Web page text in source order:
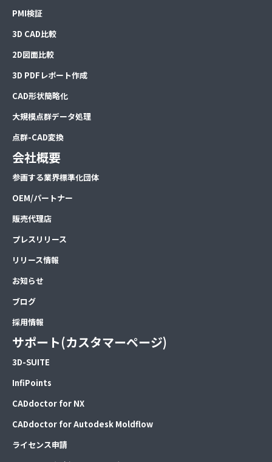
PMI検証
3D CAD比較
2D図面比較
3D PDFレポート作成
CAD形状簡略化
大規模点群データ処理
点群-CAD変換
会社概要
参画する業界標準化団体
OEM/パートナー
販売代理店
プレスリリース
リリース情報
お知らせ
ブログ
採用情報
サポート(カスタマーページ)
3D-SUITE
InfiPoints
CADdoctor for NX
CADdoctor for Autodesk Moldflow
ライセンス申請